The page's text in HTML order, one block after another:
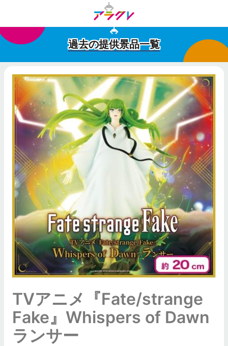
過去の提供景品一覧
TVアニメ『Fate/strange
Fake』Whispers of Dawn
ランサー